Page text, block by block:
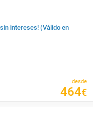
intereses! (Válido en
desde
464€